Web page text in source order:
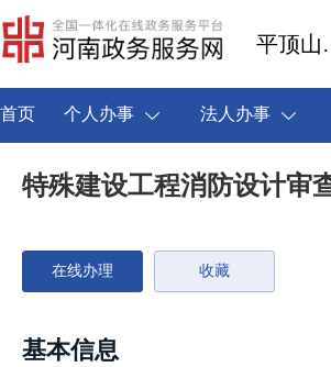
平
首页 个人办事 法人办事
特殊建设工程消防设计审
在线办理 收藏
基本信息